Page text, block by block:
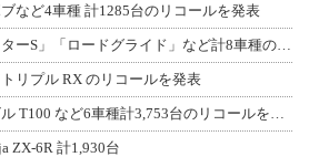
など4車種 計1285台のリコールを発表
リプル RX のリコールを発表
ZX-6R 計1,930台